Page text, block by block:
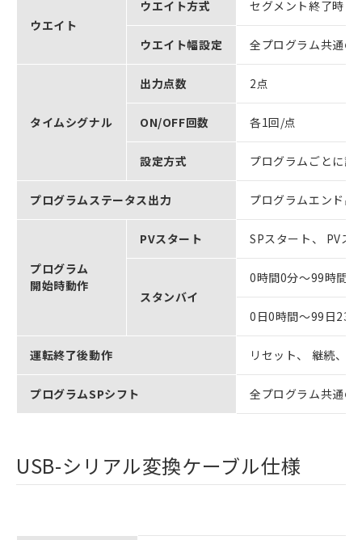
ウエイト
ウエイト方式 セグメント終了時
ウエイト幅設定 全プログラム共通の
タイムシグナル
出力点数 2点
ON/OFF回数 各1回/点
設定方式 プログラムごとに設
プログラムステータス出力 プログラムエンド出
プログラム
開始時動作
PVスタート SPスタート、 PVス
スタンバイ
0時間0分～99時間
0日0時間～99日23
運転終了後動作 リセット、 継続、
プログラムSPシフト 全プログラム共通の
USB-シリアル変換ケーブル仕様